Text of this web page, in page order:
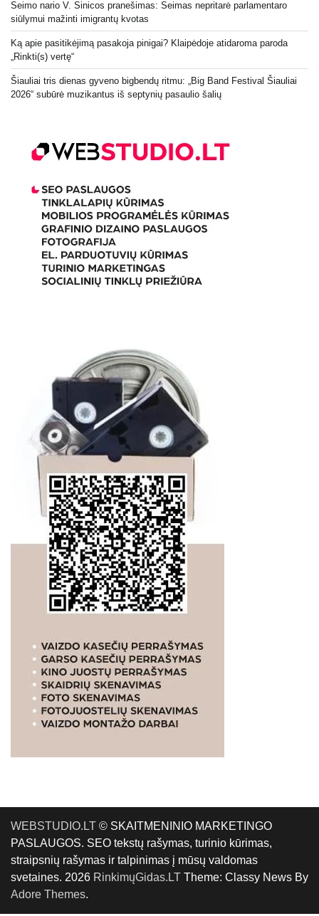
Seimo nario V. Sinicos pranešimas: Seimas nepritarė parlamentaro
siūlymui mažinti imigrantų kvotas
Ką apie pasitikėjimą pasakoja pinigai? Klaipėdoje atidaroma paroda
„Rinkti(s) vertę“
Šiauliai tris dienas gyveno bigbendų ritmu: „Big Band Festival Šiauliai
2026“ subūrė muzikantus iš septynių pasaulio šalių
WEBSTUDIO.LT © SKAITMENINIO MARKETINGO
PASLAUGOS. SEO tekstų rašymas, turinio kūrimas,
straipsnių rašymas ir talpinimas į mūsų valdomas
svetaines. 2026 RinkimųGidas.LT Theme: Classy News By
Adore Themes.